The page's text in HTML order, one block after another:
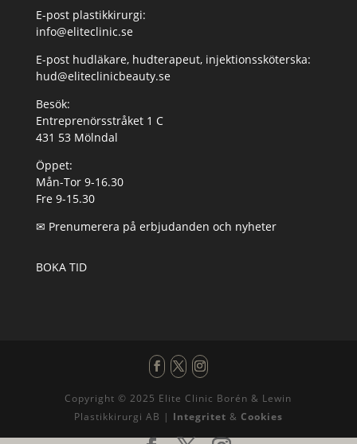
E-post plastikkirurgi:
info@eliteclinic.se
E-post hudläkare, hudterapeut, injektionssköterska:
hud@eliteclinicbeauty.se
Besök:
Entreprenörsstråket 1 C
431 53 Mölndal
Öppet:
Mån-Tor 9-16.30
Fre 9-15.30
✉ Prenumerera på erbjudanden och nyheter
BOKA TID
Copyright © 2025 Elite Clinic Borén & Lewin
Plastikkirurgi AB | Integritet & Cookies